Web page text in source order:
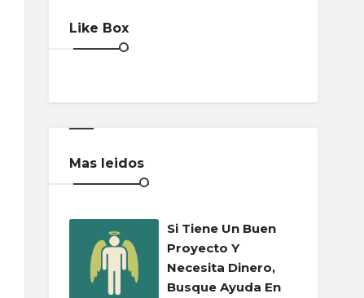
Like Box
Mas leidos
Si Tiene Un Buen
Proyecto Y
Necesita Dinero,
Busque Ayuda En